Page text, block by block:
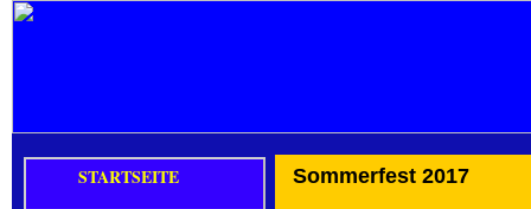
Sommerfest 2017
STARTSEITE